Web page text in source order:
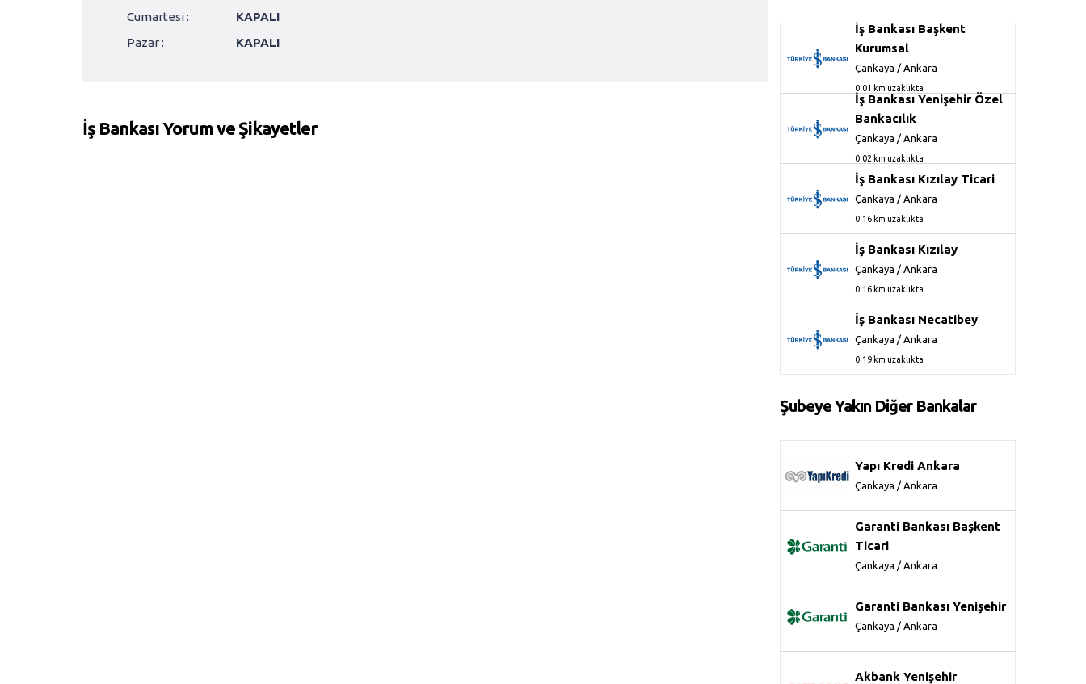
Cumartesi :
KAPALI
Pazar :
KAPALI
İş Bankası Yorum ve Şikayetler
İş Bankası Başkent
Kurumsal
Çankaya / Ankara
0.01 km uzaklıkta
İş Bankası Yenişehir Özel
Bankacılık
Çankaya / Ankara
0.02 km uzaklıkta
İş Bankası Kızılay Ticari
Çankaya / Ankara
0.16 km uzaklıkta
İş Bankası Kızılay
Çankaya / Ankara
0.16 km uzaklıkta
İş Bankası Necatibey
Çankaya / Ankara
0.19 km uzaklıkta
Şubeye Yakın Diğer Bankalar
Yapı Kredi Ankara
Çankaya / Ankara
Garanti Bankası Başkent
Ticari
Çankaya / Ankara
Garanti Bankası Yenişehir
Çankaya / Ankara
Akbank Yenişehir